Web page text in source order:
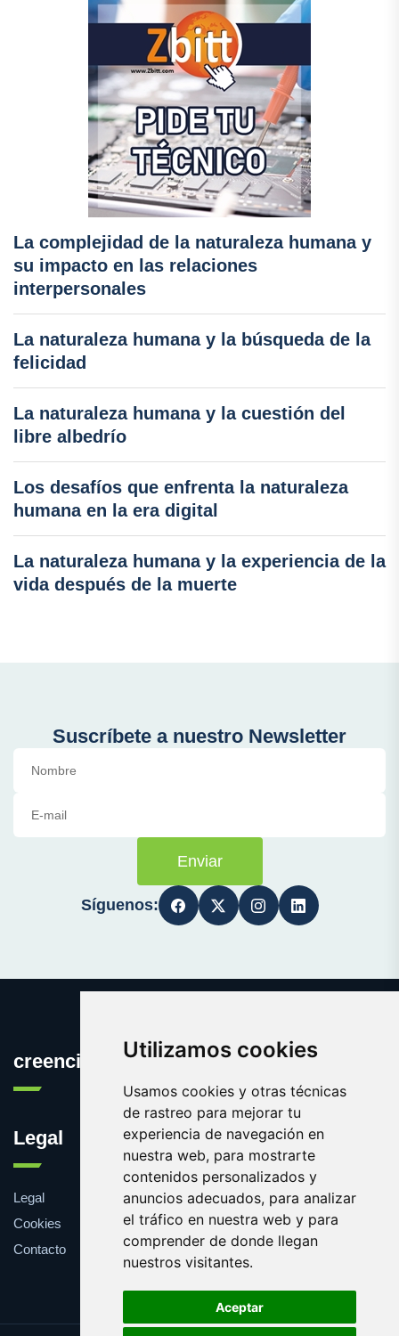
Utilizamos cookies
Usamos cookies y otras técnicas
de rastreo para mejorar tu
experiencia de navegación en
nuestra web, para mostrarte
contenidos personalizados y
anuncios adecuados, para analizar
el tráfico en nuestra web y para
comprender de donde llegan
nuestros visitantes.
Aceptar
La complejidad de la naturaleza humana y
su impacto en las relaciones
interpersonales
La naturaleza humana y la búsqueda de la
felicidad
La naturaleza humana y la cuestión del
libre albedrío
Los desafíos que enfrenta la naturaleza
humana en la era digital
La naturaleza humana y la experiencia de la
vida después de la muerte
Suscríbete a nuestro Newsletter
Enviar
Síguenos:
creencia.es
Legal
Legal
Cookies
Contacto